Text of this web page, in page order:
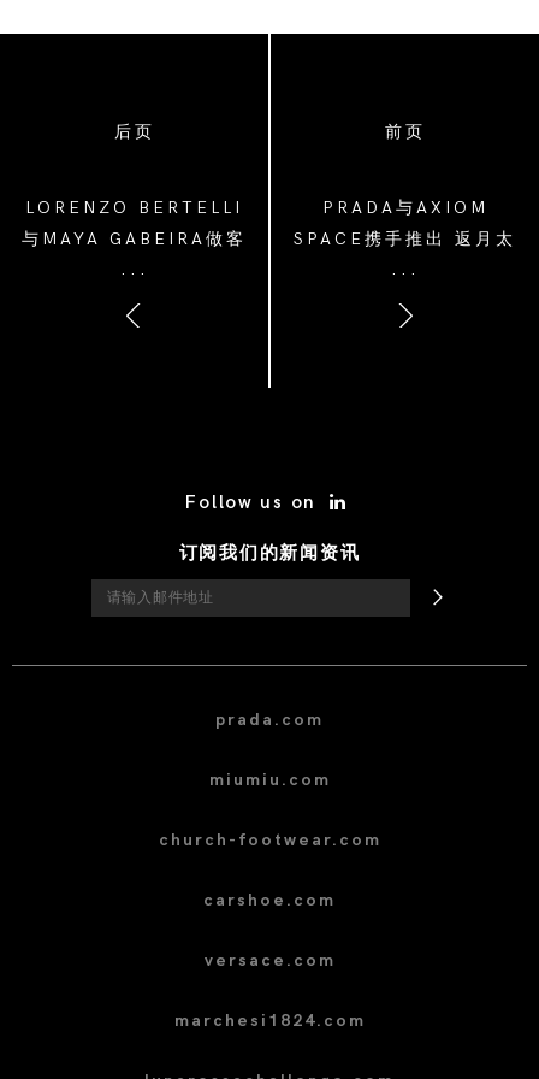
后页
LORENZO BERTELLI
与MAYA GABEIRA做客
《鹦鹉螺》访谈节目
...
前页
PRADA与AXIOM
SPACE携手推出 返月太
空服
...
Follow us on
订阅我们的新闻资讯
prada.com
miumiu.com
church-footwear.com
carshoe.com
versace.com
marchesi1824.com